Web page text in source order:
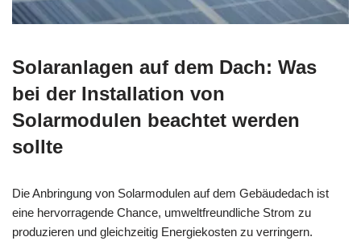
Solaranlagen auf dem Dach: Was
bei der Installation von
Solarmodulen beachtet werden
sollte
Die Anbringung von Solarmodulen auf dem Gebäudedach ist
eine hervorragende Chance, umweltfreundliche Strom zu
produzieren und gleichzeitig Energiekosten zu verringern.